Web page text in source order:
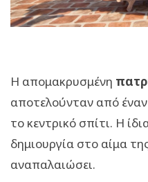
Η απομακρυσμένη
αποτελούνταν από
το κεντρικό σπίτι. Η
δημιουργία στο αίμα
αναπαλαιώσει.